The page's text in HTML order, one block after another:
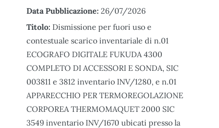
Data Pubblicazione: 26/07/2026
Titolo: Dismissione per fuori uso e
contestuale scarico inventariale di n.01
ECOGRAFO DIGITALE FUKUDA 4300
COMPLETO DI ACCESSORI E SONDA, SIC
003811 e 3812 inventario INV/1280, e n.01
APPARECCHIO PER TERMOREGOLAZIONE
CORPOREA THERMOMAQUET 2000 SIC
3549 inventario INV/1670 ubicati presso la